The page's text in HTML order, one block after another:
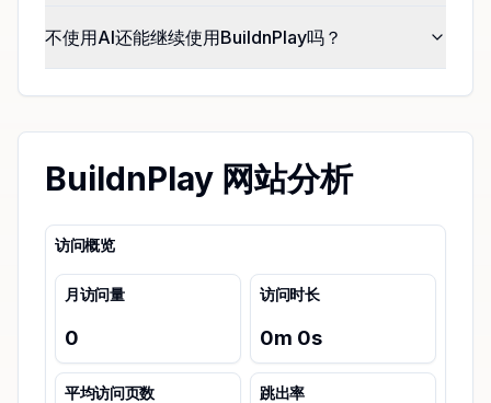
不使用AI还能继续使用BuildnPlay吗？
BuildnPlay 网站分析
访问概览
月访问量
0
访问时长
0m 0s
平均访问页数 跳出率